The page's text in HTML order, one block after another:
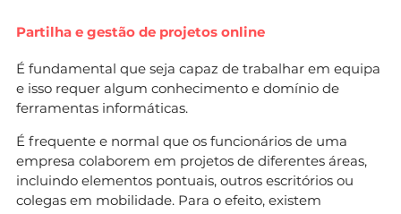
Partilha e gestão de projetos online
É fundamental que seja capaz de trabalhar em equipa
e isso requer algum conhecimento e domínio de
ferramentas informáticas.
É frequente e normal que os funcionários de uma
empresa colaborem em projetos de diferentes áreas,
incluindo elementos pontuais, outros escritórios ou
colegas em mobilidade. Para o efeito, existem